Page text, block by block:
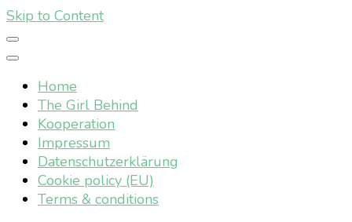
Skip to Content
Home
The Girl Behind
Kooperation
Impressum
Datenschutzerklärung
Cookie policy (EU)
Terms & conditions